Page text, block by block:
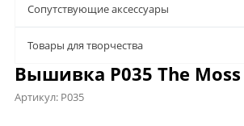
Сопутствующие аксессуары
Товары для творчества
Вышивка P035 The Moss
Артикул: P035